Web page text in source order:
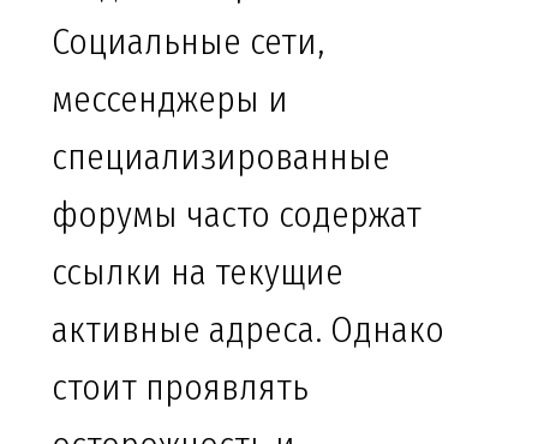
Социальные сети,
мессенджеры и
специализированные
форумы часто содержат
ссылки на текущие
активные адреса. Однако
стоит проявлять